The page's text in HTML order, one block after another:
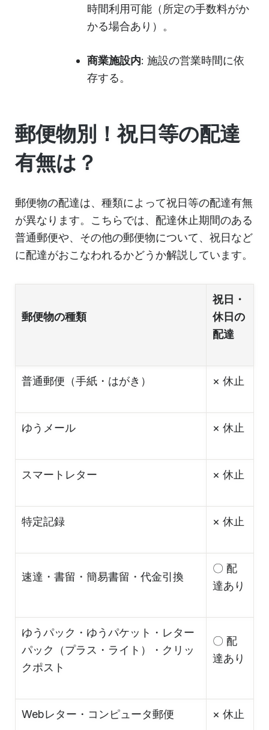
時間利用可能（所定の手数料がか
かる場合あり）。
商業施設内: 施設の営業時間に依
存する。
郵便物別！祝日等の配達
有無は？
郵便物の配達は、種類によって祝日等の配達有無
が異なります。こちらでは、配達休止期間のある
普通郵便や、その他の郵便物について、祝日など
に配達がおこなわれるかどうか解説しています。
郵便物の種類
祝日・
休日の
配達
普通郵便（手紙・はがき） × 休止
ゆうメール × 休止
スマートレター × 休止
特定記録 × 休止
速達・書留・簡易書留・代金引換
〇 配
達あり
ゆうパック・ゆうパケット・レター
パック（プラス・ライト）・クリッ
クポスト
〇 配
達あり
Webレター・コンピュータ郵便 × 休止